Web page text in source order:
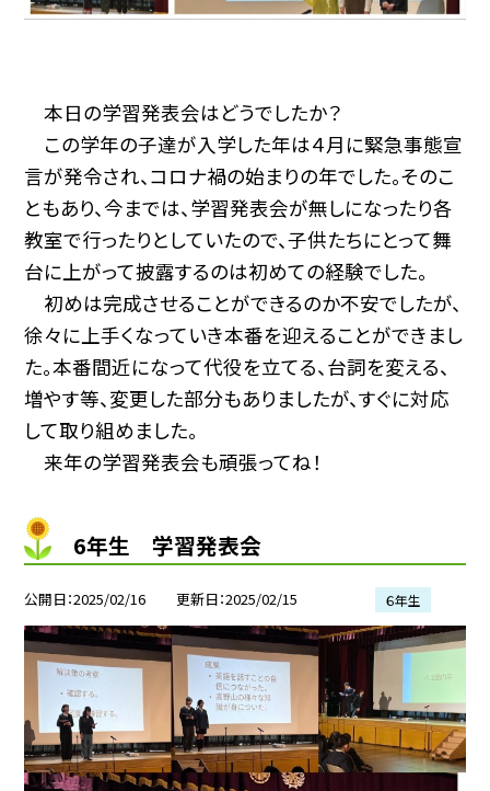
本日の学習発表会はどうでしたか？
この学年の子達が入学した年は４月に緊急事態宣
言が発令され、コロナ禍の始まりの年でした。そのこ
ともあり、今までは、学習発表会が無しになったり各
教室で行ったりとしていたので、子供たちにとって舞
台に上がって披露するのは初めての経験でした。
初めは完成させることができるのか不安でしたが、
徐々に上手くなっていき本番を迎えることができまし
た。本番間近になって代役を立てる、台詞を変える、
増やす等、変更した部分もありましたが、すぐに対応
して取り組めました。
来年の学習発表会も頑張ってね！
6年生 学習発表会
公開日 2025/02/16 更新日 2025/02/15 ６年生